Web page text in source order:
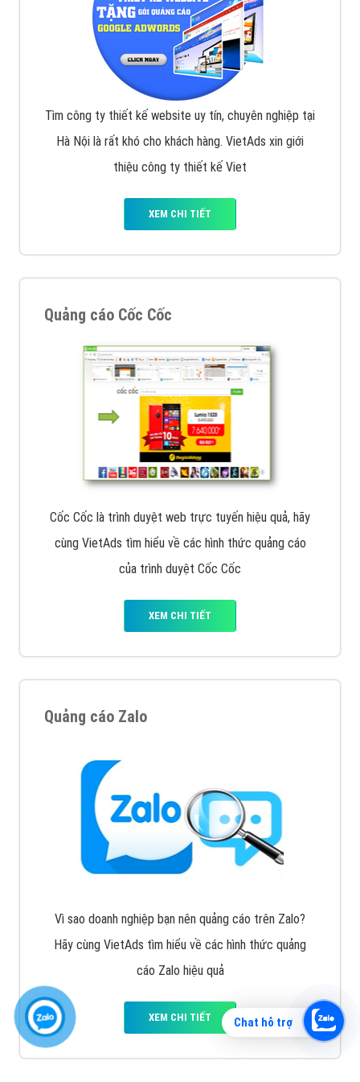
Chat hỗ trợ
Tìm công ty thiết kế website uy tín, chuyên nghiệp tại
Hà Nội là rất khó cho khách hàng. VietAds xin giới
thiệu công ty thiết kế Viet
XEM CHI TIẾT
Quảng cáo Cốc Cốc
Cốc Cốc là trình duyệt web trực tuyến hiệu quả, hãy
cùng VietAds tìm hiểu về các hình thức quảng cáo
của trình duyệt Cốc Cốc
XEM CHI TIẾT
Quảng cáo Zalo
Vì sao doanh nghiệp bạn nên quảng cáo trên Zalo?
Hãy cùng VietAds tìm hiểu về các hình thức quảng
cáo Zalo hiệu quả
XEM CHI TIẾT